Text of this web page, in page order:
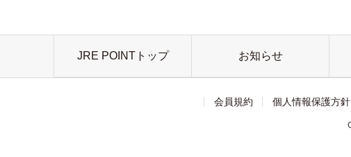
JRE POINTトップ お知らせ
会員規約 個人情報保護方針